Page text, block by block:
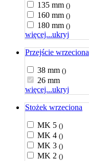
135 mm ()
160 mm ()
180 mm ()
więcej...ukryj
Przejście wrzeciona
38 mm ()
26 mm
więcej...ukryj
Stożek wrzeciona
MK 5 ()
MK 4 ()
MK 3 ()
MK 2 ()